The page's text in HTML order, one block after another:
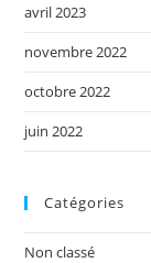
avril 2023
novembre 2022
octobre 2022
juin 2022
Catégories
Non classé